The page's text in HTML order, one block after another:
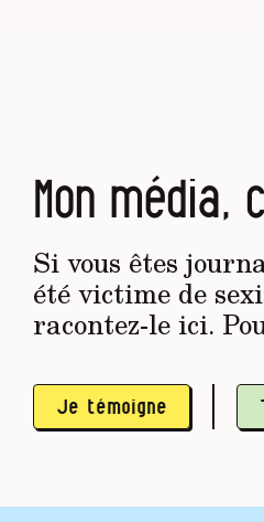
Mon média,
Si vous êtes
été victime de
racontez-le ici.
Je témoigne